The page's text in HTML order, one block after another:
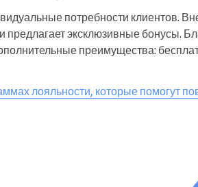
потребности клиентов.
предлагает эксклюзивные бонусы.
преимущества:
лояльности, которые помогут